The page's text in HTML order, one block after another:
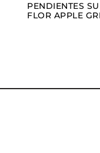
PENDIENTES
FLOR APPLE